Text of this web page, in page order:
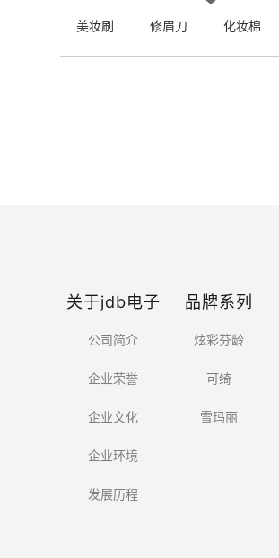
美妆刷 修眉刀 化妆棉
关于jdb电子
公司简介
企业荣誉
企业文化
企业环境
发展历程
品牌系列
炫彩芬龄
可绮
雪玛丽